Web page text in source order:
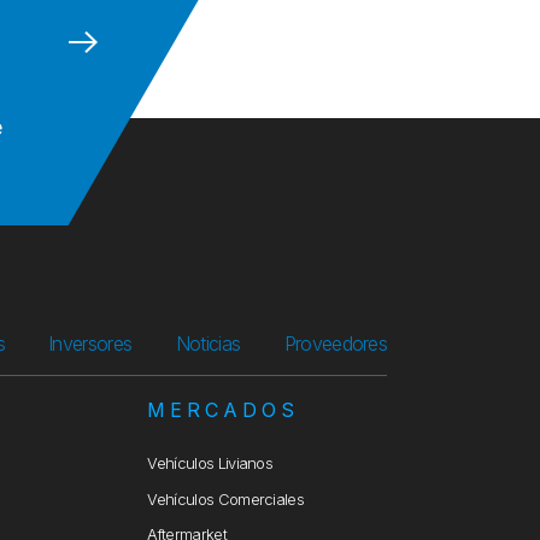
Inversores Noticias Proveedores
MERCADOS
Vehículos Livianos
Vehículos Comerciales
Aftermarket